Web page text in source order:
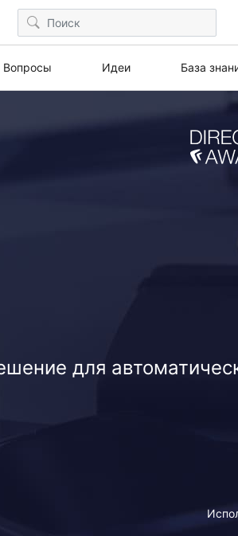
Вопросы Идеи База
Версия
Версия
для